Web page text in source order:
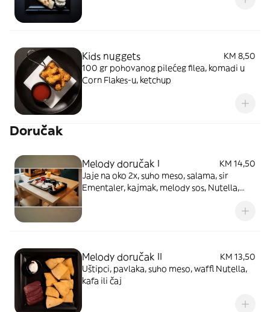
Kids nuggets
KM 8,50
100 gr pohovanog pilećeg filea, komadi u
Corn Flakes-u, ketchup
Doručak
Melody doručak I
KM 14,50
Jaje na oko 2x, suho meso, salama, sir
Ementaler, kajmak, melody sos, Nutella,
Melody doručak II
KM 13,50
Uštipci, pavlaka, suho meso, waffl Nutella,
kafa ili čaj